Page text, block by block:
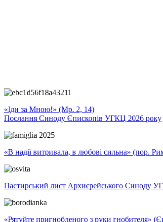
«Іди за Мною!» (Мр. 2, 14)
Послання Синоду Єпископів УГКЦ 2026 року
«В надії витривала, в любові сильна» (пор.
Пастирський лист Архиєрейського Синоду
«Рятуйте пригнобленого з руки гнобителя»